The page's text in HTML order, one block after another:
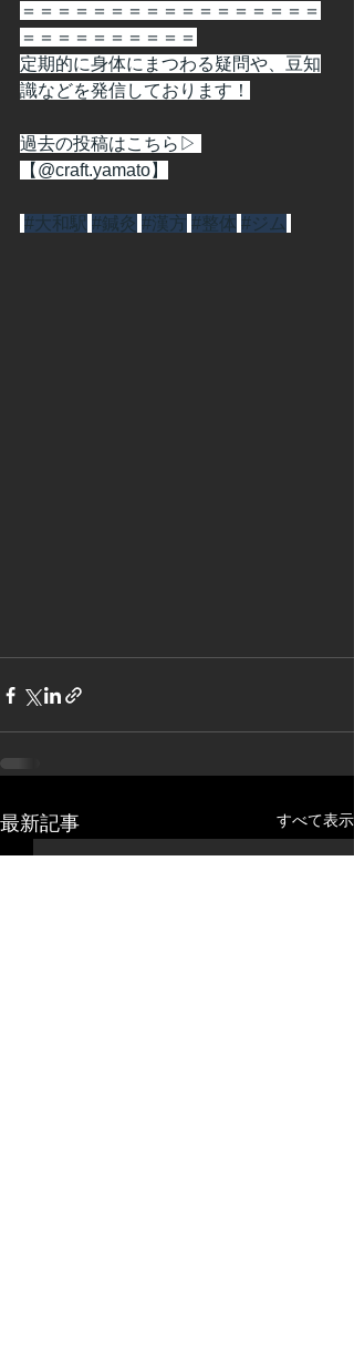
＝＝＝＝＝＝＝＝＝＝＝＝＝＝＝＝＝
＝＝＝＝＝＝＝＝＝＝
定期的に身体にまつわる疑問や、豆知
識などを発信しております！
過去の投稿はこちら▷
【@craft.yamato】
#大和駅 #鍼灸 #漢方 #整体 #ジム
最新記事 すべて表示